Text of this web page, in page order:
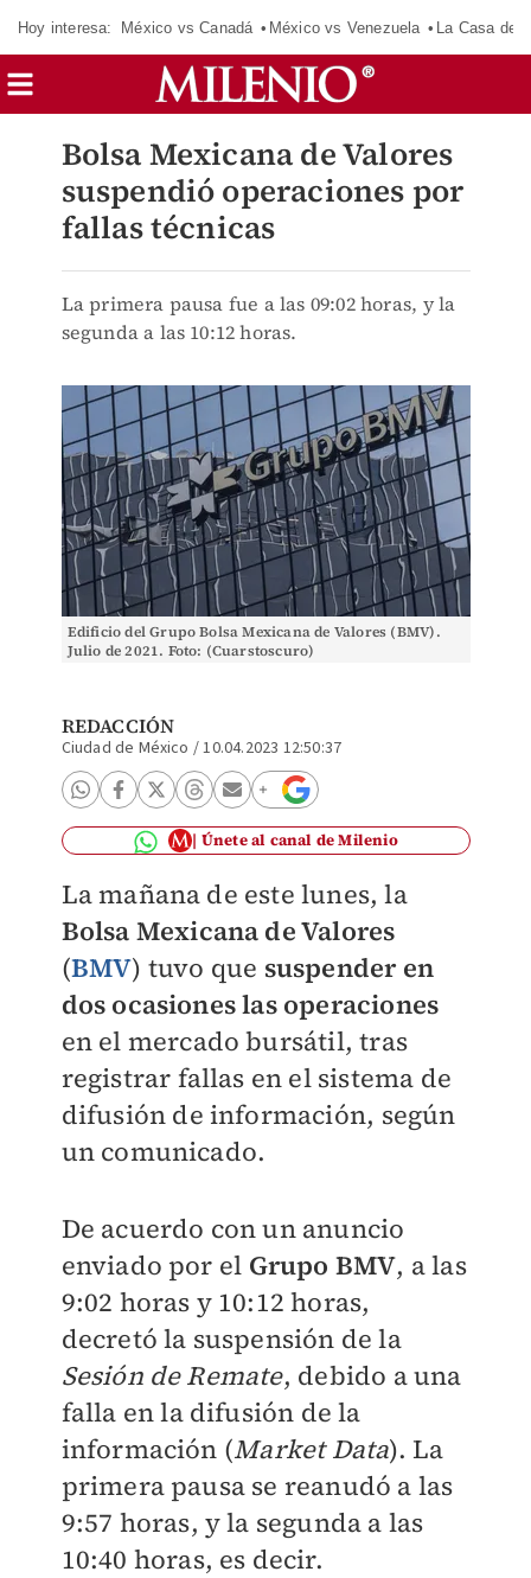
Hoy interesa: México vs Canadá México vs Venezuela La Casa de
Bolsa Mexicana de Valores
suspendió operaciones por
fallas técnicas
La primera pausa fue a las 09:02 horas, y la
segunda a las 10:12 horas.
Edificio del Grupo Bolsa Mexicana de Valores (BMV).
Julio de 2021. Foto: (Cuarstoscuro)
REDACCIÓN
Ciudad de México /10.04.2023 12:50:37
Únete al canal de Milenio
La mañana de este lunes, la
Bolsa Mexicana de Valores
(BMV) tuvo que suspender en
dos ocasiones las operaciones
en el mercado bursátil, tras
registrar fallas en el sistema de
difusión de información, según
un comunicado.
De acuerdo con un anuncio
enviado por el Grupo BMV, a las
9:02 horas y 10:12 horas,
decretó la suspensión de la
Sesión de Remate, debido a una
falla en la difusión de la
información (Market Data). La
primera pausa se reanudó a las
9:57 horas, y la segunda a las
10:40 horas, es decir.